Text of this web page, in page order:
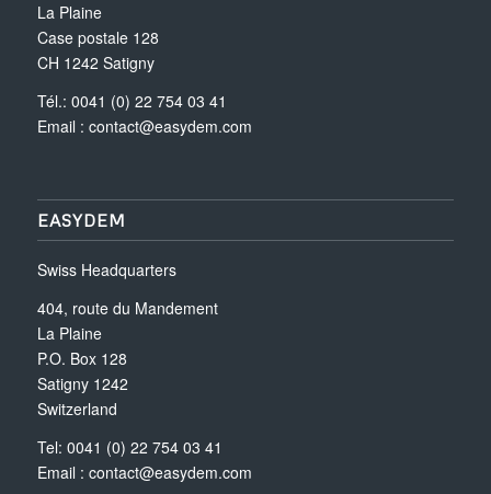
La Plaine
Case postale 128
CH 1242 Satigny
Tél.: 0041 (0) 22 754 03 41
Email : contact@easydem.com
EASYDEM
Swiss Headquarters
404, route du Mandement
La Plaine
P.O. Box 128
Satigny 1242
Switzerland
Tel: 0041 (0) 22 754 03 41
Email : contact@easydem.com